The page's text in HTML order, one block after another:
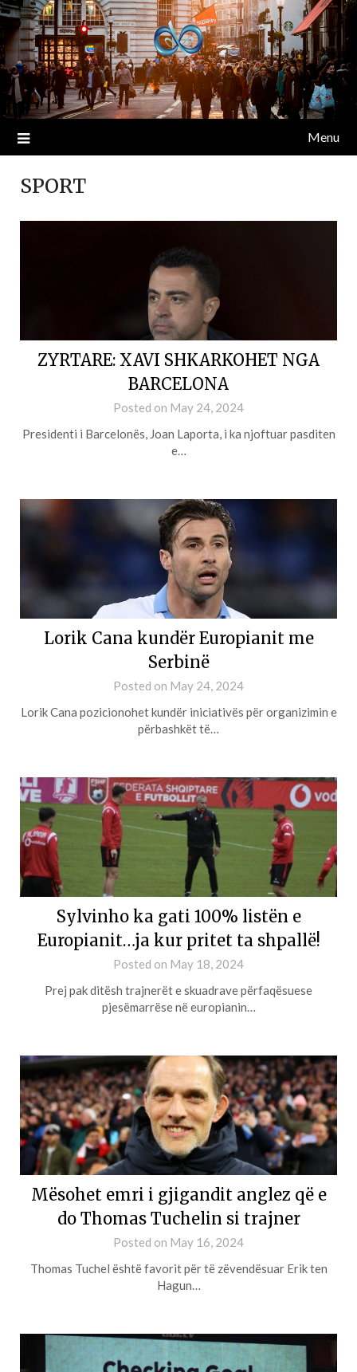
Menu
SPORT
ZYRTARE: XAVI SHKARKOHET NGA
BARCELONA
Posted on May 24, 2024
Presidenti i Barcelonës, Joan Laporta, i ka njoftuar pasditen
e…
Lorik Cana kundër Europianit me
Serbinë
Posted on May 24, 2024
Lorik Cana pozicionohet kundër iniciativës për organizimin e
përbashkët të…
Sylvinho ka gati 100% listën e
Europianit…ja kur pritet ta shpallë!
Posted on May 18, 2024
Prej pak ditësh trajnerët e skuadrave përfaqësuese
pjesëmarrëse në europianin…
Mësohet emri i gjigandit anglez që e
do Thomas Tuchelin si trajner
Posted on May 16, 2024
Thomas Tuchel është favorit për të zëvendësuar Erik ten
Hagun…